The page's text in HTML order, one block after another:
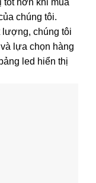
tốt hơn khi mua
chúng tôi.
chúng tôi
lựa chọn hàng
led hiển thị